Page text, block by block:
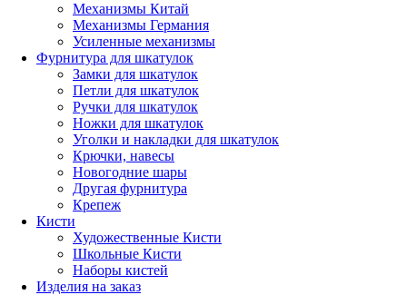
Механизмы Китай
Механизмы Германия
Усиленные механизмы
Фурнитура для шкатулок
Замки для шкатулок
Петли для шкатулок
Ручки для шкатулок
Ножки для шкатулок
Уголки и накладки для шкатулок
Крючки, навесы
Новогодние шары
Другая фурнитура
Крепеж
Кисти
Художественные Кисти
Школьные Кисти
Наборы кистей
Изделия на заказ